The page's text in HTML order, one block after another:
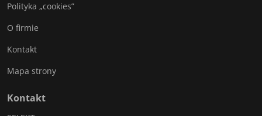
Polityka „cookies”
O firmie
Kontakt
Mapa strony
Kontakt